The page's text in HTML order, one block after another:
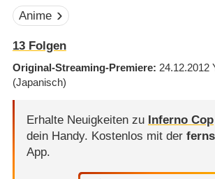
Anime
13Folgen
Original-Streaming-Premiere 24.12.2012
(Japanisch)
Erhalte Neuigkeiten zu Inferno Cop
dein Handy. Kostenlos mit der
App.